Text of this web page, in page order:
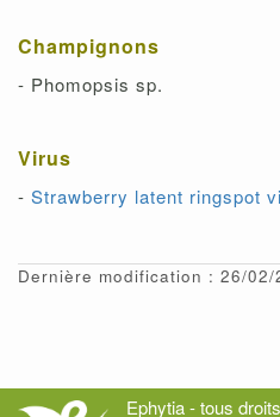
Champignons
- Phomopsis sp.
Virus
- Strawberry latent ringspot
Dernière modification : 26/02/
Ephytia - tous